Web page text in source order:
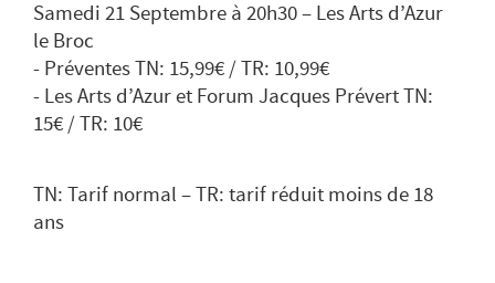
Samedi 21 Septembre à 20h30 – Les Arts d’Azur
le Broc
- Préventes TN: 15,99€ / TR: 10,99€
- Les Arts d’Azur et Forum Jacques Prévert TN:
15€ / TR: 10€
TN: Tarif normal – TR: tarif réduit moins de 18
ans